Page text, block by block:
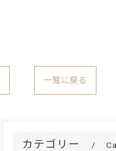
一覧に戻る
カテゴリー